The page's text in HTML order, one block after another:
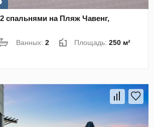
спальнями на Пляж Чавенг,
Ванных:2 Площадь:250 м²